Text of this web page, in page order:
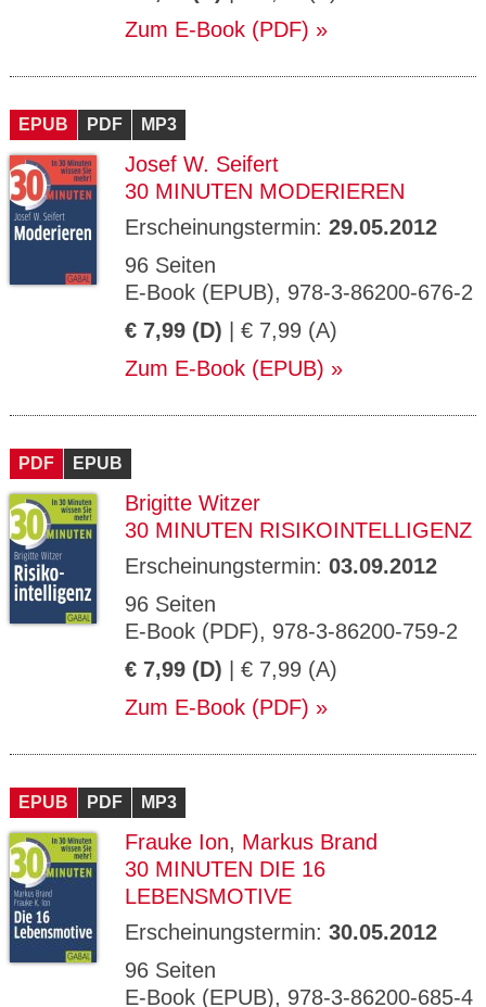
Zum E-Book (PDF)
EPUB PDF MP3
Josef W. Seifert
30 MINUTEN MODERIEREN
Erscheinungstermin: 29.05.2012
96 Seiten
E-Book (EPUB), 978-3-86200-676-2
€ 7,99 (D) | € 7,99 (A)
Zum E-Book (EPUB)
PDF EPUB
Brigitte Witzer
30 MINUTEN RISIKOINTELLIGENZ
Erscheinungstermin: 03.09.2012
96 Seiten
E-Book (PDF), 978-3-86200-759-2
€ 7,99 (D) | € 7,99 (A)
Zum E-Book (PDF)
EPUB PDF MP3
Frauke Ion, Markus Brand
30 MINUTEN DIE 16
LEBENSMOTIVE
Erscheinungstermin: 30.05.2012
96 Seiten
E-Book (EPUB), 978-3-86200-685-4